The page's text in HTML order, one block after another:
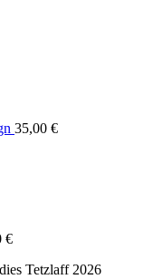
35,00 €
€
Tetzlaff 2026